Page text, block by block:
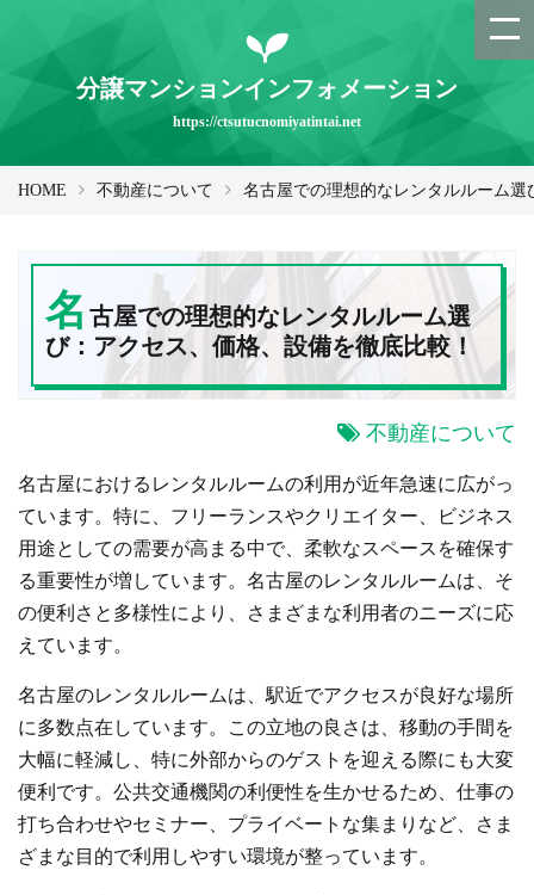
分譲マンションインフォメーション
https://ctsutucnomiyatintai.net
HOME 不動産について 名古屋での理想的なレンタルルーム
名 古屋での理想的なレンタルルーム選
び：アクセス、価格、設備を徹底比較！
不動産について
名古屋におけるレンタルルームの利用が近年急速に広がっ
ています。特に、フリーランスやクリエイター、ビジネス
用途としての需要が高まる中で、柔軟なスペースを確保す
る重要性が増しています。名古屋のレンタルルームは、そ
の便利さと多様性により、さまざまな利用者のニーズに応
えています。
名古屋のレンタルルームは、駅近でアクセスが良好な場所
に多数点在しています。この立地の良さは、移動の手間を
大幅に軽減し、特に外部からのゲストを迎える際にも大変
便利です。公共交通機関の利便性を生かせるため、仕事の
打ち合わせやセミナー、プライベートな集まりなど、さま
ざまな目的で利用しやすい環境が整っています。